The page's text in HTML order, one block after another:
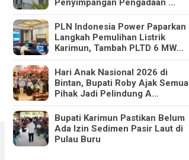
Penyimpangan Pengadaan …
PLN Indonesia Power Paparkan
Langkah Pemulihan Listrik
Karimun, Tambah PLTD 6 MW…
Hari Anak Nasional 2026 di
Bintan, Bupati Roby Ajak Semua
Pihak Jadi Pelindung A…
Bupati Karimun Pastikan Belum
Ada Izin Sedimen Pasir Laut di
Pulau Buru